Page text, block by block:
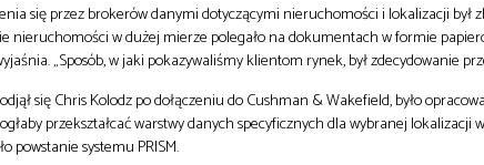
się przez brokerów danymi dotyczącymi nieruchomości i lokalizacji był
nieruchomości w dużej mierze polegało na dokumentach w formie
„Sposób, w jaki pokazywaliśmy klientom rynek, był zdecydowanie
się Chris Kolodz po dołączeniu do Cushman & Wakefield, było
przekształcać warstwy danych specyficznych dla wybranej lokalizacji
powstanie systemu PRISM.